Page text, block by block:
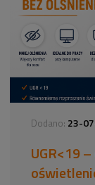
Dodano: 23-
UGR<19